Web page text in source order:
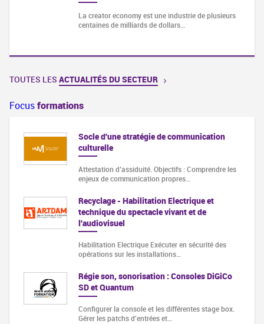
La creator economy est une industrie de plusieurs
centaines de milliards de dollars…
TOUTES LES ACTUALITÉS DU SECTEUR
Focusformations
Socle d'une stratégie de communication
culturelle
Attestation d’assiduité. Objectifs : Comprendre les
enjeux de communication propres…
Recyclage - Habilitation Electrique et
technique du spectacle vivant et de
l'audiovisuel
Habilitation Electrique Exécuter en sécurité des
opérations sur les installations…
Régie son, sonorisation : Consoles DiGiCo
SD et Quantum
Configurer la console et les différentes stage box.
Gérer les patchs d'entrées et…